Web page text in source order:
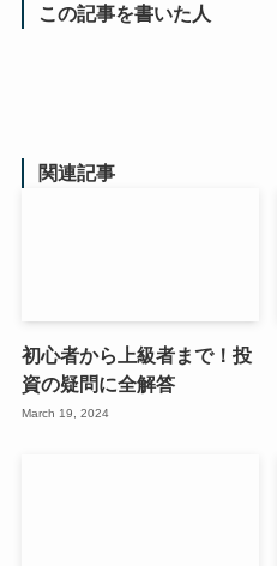
この記事を書いた人
関連記事
初心者から上級者まで！投
資の疑問に全解答
March 19, 2024